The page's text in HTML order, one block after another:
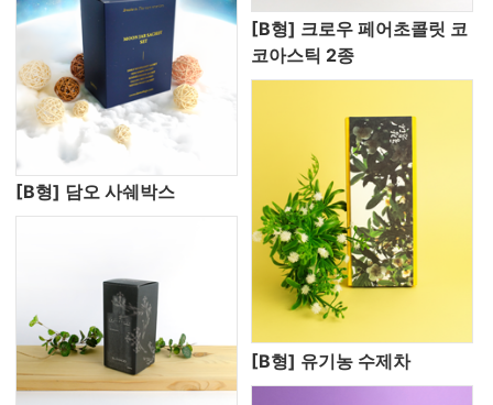
[B형] 담오 사쉐박스
[B형] 크로우 페어초콜릿 코
코아스틱 2종
[B형] 유기농 수제차